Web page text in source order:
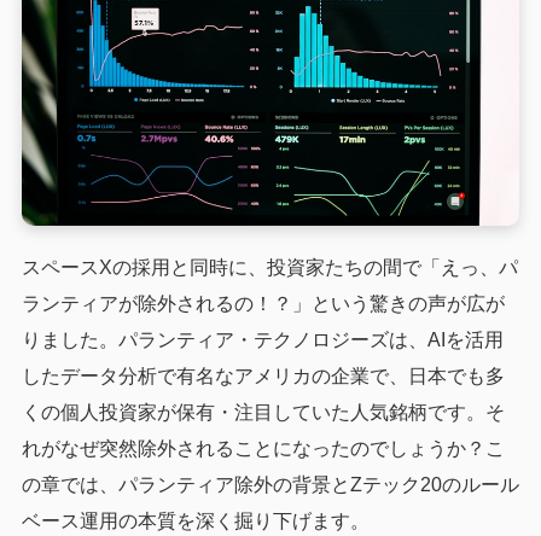
スペースXの採用と同時に、投資家たちの間で「えっ、パ
ランティアが除外されるの！？」という驚きの声が広が
りました。パランティア・テクノロジーズは、AIを活用
したデータ分析で有名なアメリカの企業で、日本でも多
くの個人投資家が保有・注目していた人気銘柄です。そ
れがなぜ突然除外されることになったのでしょうか？こ
の章では、パランティア除外の背景とZテック20のルール
ベース運用の本質を深く掘り下げます。